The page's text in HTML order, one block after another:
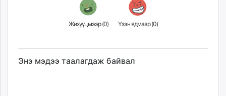
Жихүүцмээр (0) Үзэн ядмаар (0)
Энэ мэдээ таалагдаж байвал